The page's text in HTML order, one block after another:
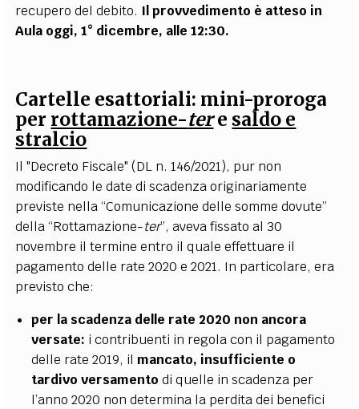
recupero del debito. Il provvedimento è atteso in
Aula oggi, 1° dicembre, alle 12:30.
Cartelle esattoriali: mini-proroga
per rottamazione-tere saldo e
stralcio
Il "Decreto Fiscale" (DL n. 146/2021), pur non
modificando le date di scadenza originariamente
previste nella “Comunicazione delle somme dovute”
della “Rottamazione-ter”, aveva fissato al 30
novembre il termine entro il quale effettuare il
pagamento delle rate 2020 e 2021. In particolare, era
previsto che:
per la scadenza delle rate 2020 non ancora
versate: i contribuenti in regola con il pagamento
delle rate 2019, il mancato, insufficiente o
tardivo versamento di quelle in scadenza per
l’anno 2020 non determina la perdita dei benefici